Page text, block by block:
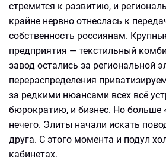
стремится к развитию, и
крайне нервно отнеслась к
собственность россиянам.
предприятия — текстильный
завод остались за региональной
перераспределения
за редкими нюансами всех всё
бюрократию, и бизнес. Но больше
нечего. Элиты начали искать
друга. С этого момента и подул
кабинетах.